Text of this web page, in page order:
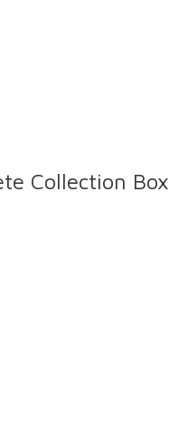
Collection Box